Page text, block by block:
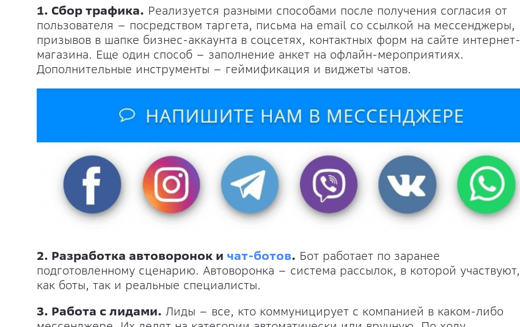
1. Сбор трафика. Реализуется разными способами после получения согласия от
пользователя – посредством таргета, письма на email со ссылкой на мессенджеры,
призывов в шапке бизнес-аккаунта в соцсетях, контактных форм на сайте интернет-
магазина. Еще один способ – заполнение анкет на офлайн-мероприятиях.
Дополнительные инструменты – геймификация и виджеты чатов.
2. Разработка автоворонок и чат-ботов. Бот работает по заранее
подготовленному сценарию. Автоворонка – система рассылок, в которой участвуют,
как боты, так и реальные специалисты.
3. Работа с лидами. Лиды – все, кто коммуницирует с компанией в каком-либо